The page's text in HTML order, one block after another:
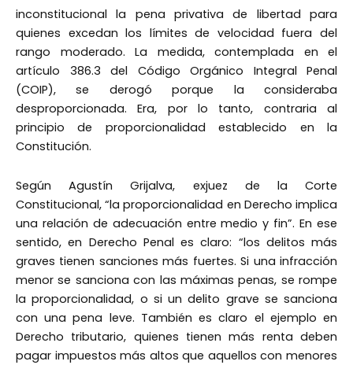
inconstitucional la pena privativa de libertad para
quienes excedan los límites de velocidad fuera del
rango moderado. La medida, contemplada en el
artículo 386.3 del Código Orgánico Integral Penal
(COIP), se derogó porque la consideraba
desproporcionada. Era, por lo tanto, contraria al
principio de proporcionalidad establecido en la
Constitución.
Según Agustín Grijalva, exjuez de la Corte
Constitucional, “la proporcionalidad en Derecho implica
una relación de adecuación entre medio y fin”. En ese
sentido, en Derecho Penal es claro: “los delitos más
graves tienen sanciones más fuertes. Si una infracción
menor se sanciona con las máximas penas, se rompe
la proporcionalidad, o si un delito grave se sanciona
con una pena leve. También es claro el ejemplo en
Derecho tributario, quienes tienen más renta deben
pagar impuestos más altos que aquellos con menores